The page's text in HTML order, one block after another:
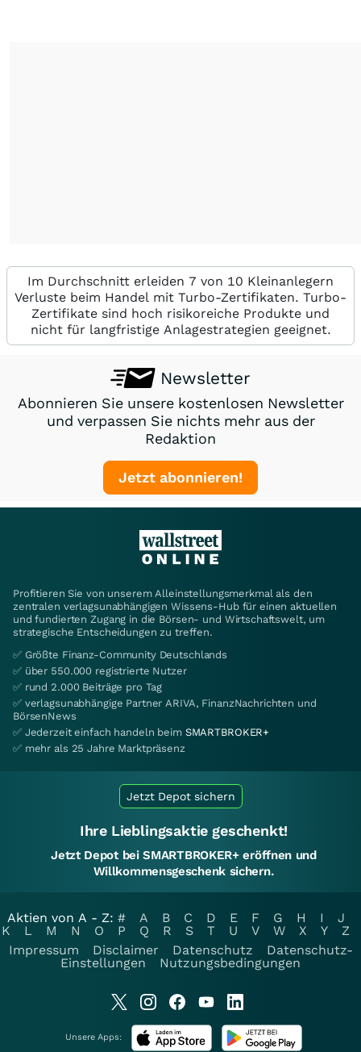
Im Durchschnitt erleiden 7 von 10 Kleinanlegern
Verluste beim Handel mit Turbo-Zertifikaten. Turbo-
Zertifikate sind hoch risikoreiche Produkte und
nicht für langfristige Anlagestrategien geeignet.
Newsletter
Abonnieren Sie unsere kostenlosen Newsletter
und verpassen Sie nichts mehr aus der
Redaktion
Jetzt abonnieren!
Profitieren Sie von unserem Alleinstellungsmerkmal als den
zentralen verlagsunabhängigen Wissens-Hub für einen aktuellen
und fundierten Zugang in die Börsen- und Wirtschaftswelt, um
strategische Entscheidungen zu treffen.
✅ Größte Finanz-Community Deutschlands
✅ über 550.000 registrierte Nutzer
✅ rund 2.000 Beiträge pro Tag
✅ verlagsunabhängige Partner ARIVA, FinanzNachrichten und
BörsenNews
✅ Jederzeit einfach handeln beim SMARTBROKER+
✅ mehr als 25 Jahre Marktpräsenz
Jetzt Depot sichern
Ihre Lieblingsaktie geschenkt!
Jetzt Depot bei SMARTBROKER+ eröffnen und
Willkommensgeschenk sichern.
Aktien von A - Z: # A B C D E F G H I
J
K
L M N O P Q R S T U V W X Y
Z
Impressum
Disclaimer Datenschutz
Datenschutz-
Einstellungen
Nutzungsbedingungen
Unsere Apps: